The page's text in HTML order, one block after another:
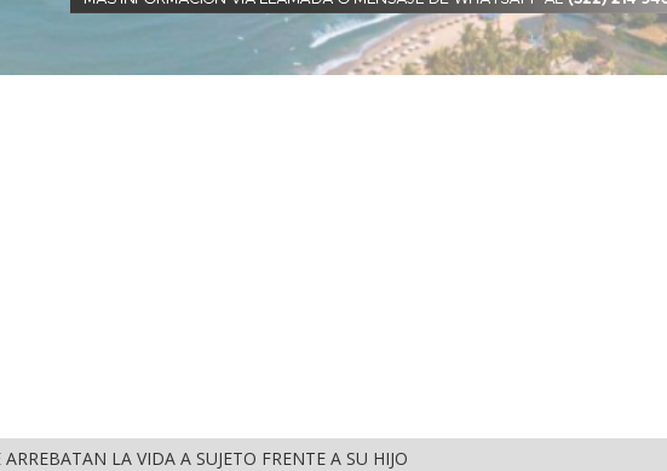
ARREBATAN LA VIDA A SUJETO FRENTE A SU HIJO